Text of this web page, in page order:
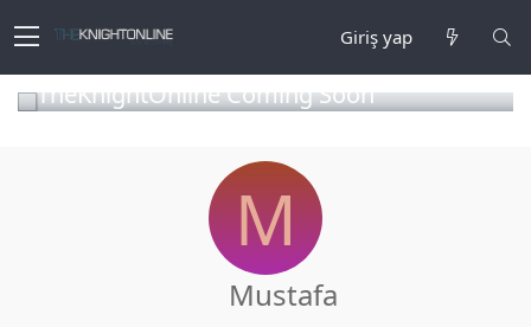
Giriş yap
TheKnightOnline Coming Soon
M
Mustafa